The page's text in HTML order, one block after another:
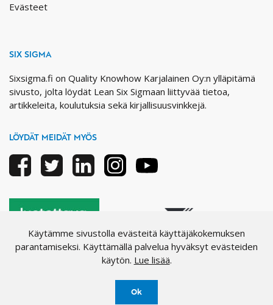
Evästeet
SIX SIGMA
Sixsigma.fi on Quality Knowhow Karjalainen Oy:n ylläpitämä
sivusto, jolta löydät Lean Six Sigmaan liittyvää tietoa,
artikkeleita, koulutuksia sekä kirjallisuusvinkkejä.
LÖYDÄT MEIDÄT MYÖS
FacebookTwitter LinkedinInstagramYoutube
Käytämme sivustolla evästeitä käyttäjäkokemuksen
parantamiseksi. Käyttämällä palvelua hyväksyt evästeiden
käytön. Lue lisää.
Ok